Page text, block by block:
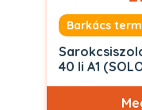
Barkács
40 li A1